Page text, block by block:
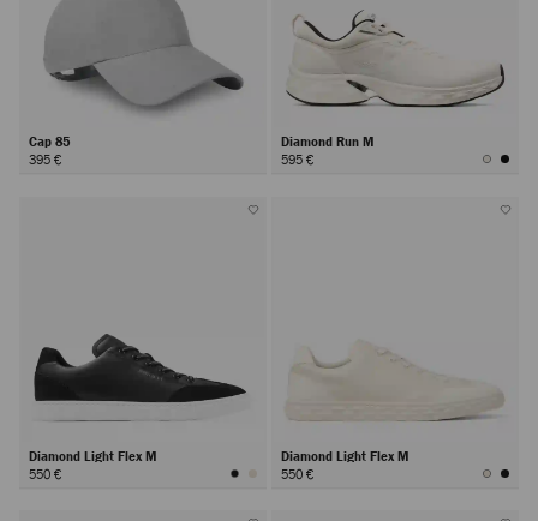
Cap 85
395 €
Diamond Run M
595 €
Diamond Light Flex M
550 €
Diamond Light Flex M
550 €